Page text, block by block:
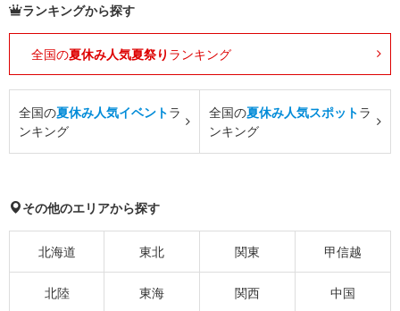
ランキングから探す
全国の夏休み人気夏祭り ランキング
全国の夏休み人気イベントラ
ンキング
全国の夏休み人気スポットラ
ンキング
その他のエリアから探す
北海道 東北 関東 甲信越
北陸 東海 関西 中国